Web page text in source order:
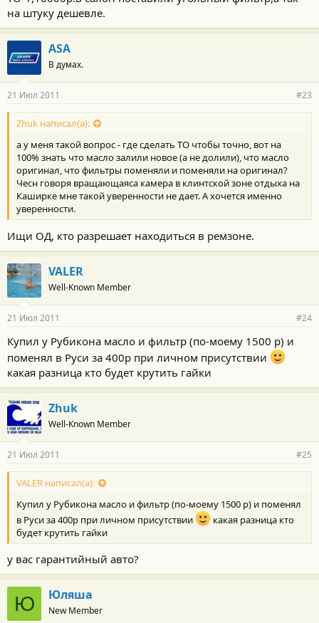
на штуку дешевле.
ASA
В думах.
21 Июл 2011 #23
Zhuk написал(а):
а у меня такой вопрос - где сделать ТО чтобы точно, вот на
100% знать что масло залили новое (а не долили), что масло
оригинал, что фильтры поменяли и поменяли на оригинал?
Чесн говоря вращающаяса камера в клинтской зоне отдыха на
Каширке мне такой уверенности не дает. А хочется именно
уверенности.
Ищи ОД, кто разрешает находиться в ремзоне.
VALER
Well-Known Member
21 Июл 2011 #24
Купил у Рубикона масло и фильтр (по-моему 1500 р) и
поменял в Руси за 400р при личном присутствии
какая разница кто будет крутить гайки
Zhuk
Well-Known Member
21 Июл 2011 #25
VALER написал(а):
Купил у Рубикона масло и фильтр (по-моему 1500 р) и поменял
в Руси за 400р при личном присутствии
какая разница кто
будет крутить гайки
у вас гарантийный авто?
Ю Юляша
New Member